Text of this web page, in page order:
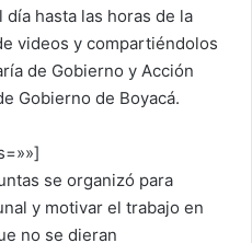
hasta las horas de la
videos y compartiéndolos
de Gobierno y Acción
Gobierno de Boyacá.
se organizó para
y motivar el trabajo en
no se dieran